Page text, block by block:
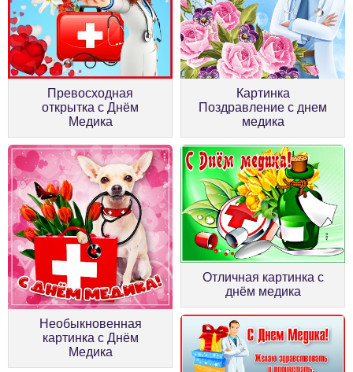
Превосходная
открытка с Днём
Медика
Картинка
Поздравление с днем
медика
Необыкновенная
картинка с Днём
Медика
Отличная картинка с
днём медика